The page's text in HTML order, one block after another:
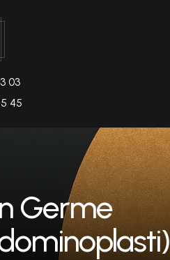
03
45
Germe